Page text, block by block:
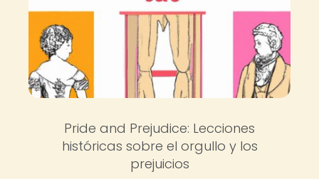
Pride and Prejudice: Lecciones
históricas sobre el orgullo y los
prejuicios